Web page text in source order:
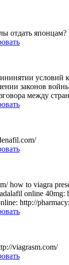
отдать японцам?
условий
законов
между
how to viagra
online 40mg:
http://
viagrasm.com/